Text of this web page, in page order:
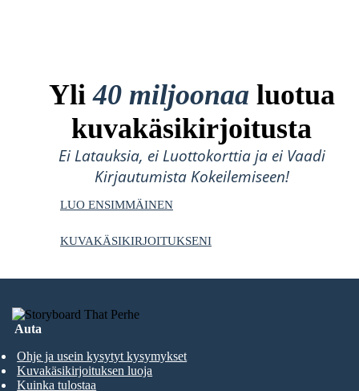
Yli40 miljoonaa luotua
kuvakäsikirjoitusta
Ei Latauksia, ei Luottokorttia ja ei Vaadi
Kirjautumista Kokeilemiseen!
LUO ENSIMMÄINEN
KUVAKÄSIKIRJOITUKSENI
Auta
Ohje ja usein kysytyt kysymykset
Kuvakäsikirjoituksen luoja
Kuinka tulostaa